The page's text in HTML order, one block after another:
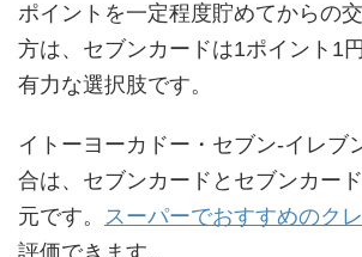
ポイントを一定程度貯めてからの
方は、セブンカードは1ポイント1
有力な選択肢です。
イトーヨーカドー・セブン-イレブ
合は、セブンカードとセブンカー
元です。 スーパーでおすすめのク